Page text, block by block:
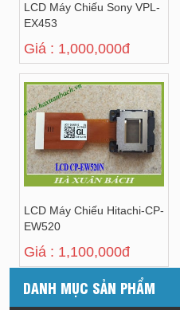
LCD Máy Chiếu Sony VPL-
EX453
Giá : 1,000,000đ
LCD Máy Chiếu Hitachi-CP-
EW520
Giá : 1,100,000đ
DANH MỤC SẢN PHẨM